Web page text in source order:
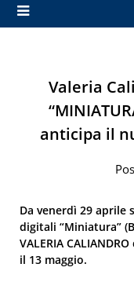
Valeria
anticipa il
Da venerdì 29 aprile
digitali “Miniatura”
VALERIA CALIANDRO
il 13 maggio.